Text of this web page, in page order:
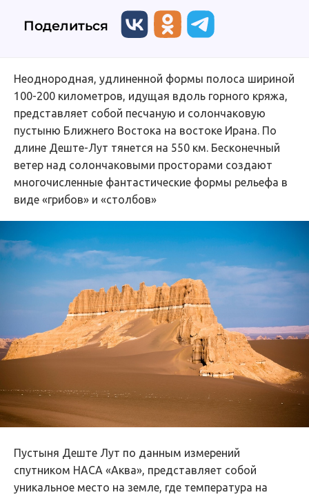
Поделиться
Неоднородная, удлиненной формы полоса шириной
100-200 километров, идущая вдоль горного кряжа,
представляет собой песчаную и солончаковую
пустыню Ближнего Востока на востоке Ирана. По
длине Деште-Лут тянется на 550 км. Бесконечный
ветер над солончаковыми просторами создают
многочисленные фантастические формы рельефа в
виде «грибов» и «столбов»
Пустыня Деште Лут по данным измерений
спутником НАСА «Аква», представляет собой
уникальное место на земле, где температура на